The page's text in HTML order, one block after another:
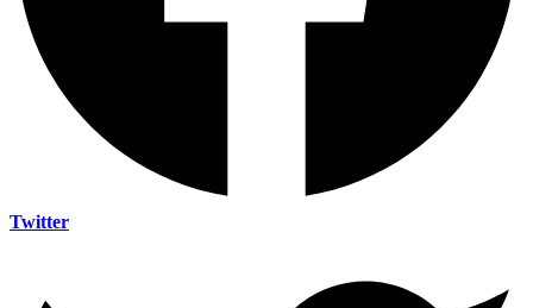
Twitter